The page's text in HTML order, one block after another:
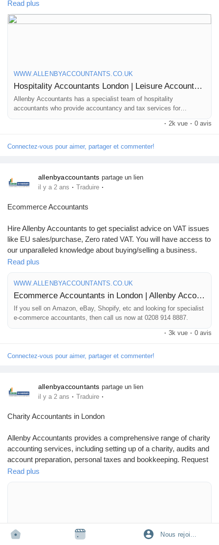
Nous rejoindre
Business. Call 0208 914 8887 and fix a meeting.
https://www.allenbyaccountants.co.uk/sectors/hospitality-
accountants/
Read plus
WWW.ALLENBYACCOUNTANTS.CO.UK
Hospitality Accountants London | Leisure Accountants
Allenby Accountants has a specialist team of hospitality
accountants who provide accountancy and tax services for
London's hospitality and leisure sector.
· 2k vue · 0 avis
Connectez-vous pour aimer, partager et commenter!
allenbyaccountants partage un lien
il y a 2 ans · Traduire ·
Ecommerce Accountants
Hire Allenby Accountants to get specialist advice on VAT issues
like EU sales/purchase, Zero rated VAT. You will have access to
our unparalleled knowledge about buying/selling a business.
Request a Quote Now. Call 0208 914 8887.
https://www.allenbyaccountants.co.uk/sectors/ecommerce-
accountants/
Read plus
WWW.ALLENBYACCOUNTANTS.CO.UK
Ecommerce Accountants in London | Allenby Accountants London
If you sell on Amazon, eBay, Shopify, etc and looking for specialist
e-commerce accountants, then call us now at 0208 914 8887.
· 3k vue · 0 avis
Connectez-vous pour aimer, partager et commenter!
allenbyaccountants partage un lien
il y a 2 ans · Traduire ·
Charity Accountants in London
Allenby Accountants provides a comprehensive range of charity
accounting services, including setting up of a charity, audits and
account preparation, personal taxes and bookkeeping. Request
a Quote Now. Call 0208 914 8887.
https://www.allenbyaccountants.co.uk/sectors/charity-
Read plus
WWW.ALLENBYACCOUNTANTS.CO.UK